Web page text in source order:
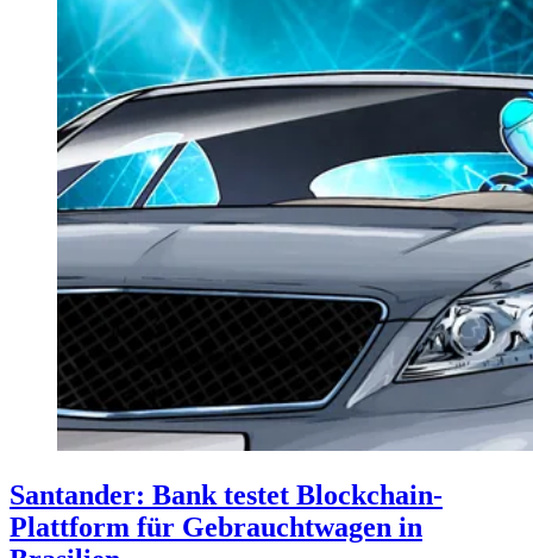
Santander: Bank testet Blockchain-
Plattform für Gebrauchtwagen in